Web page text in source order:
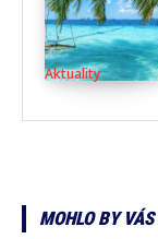
Aktuality
MOHLO BY